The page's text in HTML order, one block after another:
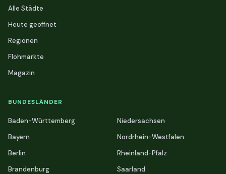
Alle Städte
Heute geöffnet
Regionen
Flohmärkte
Magazin
BUNDESLÄNDER
Baden-Württemberg
Bayern
Berlin
Brandenburg
Niedersachsen
Nordrhein-Westfalen
Rheinland-Pfalz
Saarland